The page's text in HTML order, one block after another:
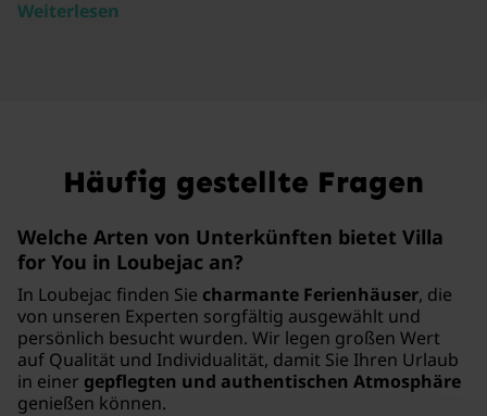
Weiterlesen
Häufig gestellte Fragen
Welche Arten von Unterkünften bietet Villa
for You in Loubejac an?
In Loubejac finden Sie charmante Ferienhäuser, die
von unseren Experten sorgfältig ausgewählt und
persönlich besucht wurden. Wir legen großen Wert
auf Qualität und Individualität, damit Sie Ihren Urlaub
in einer gepflegten und authentischen Atmosphäre
genießen können.